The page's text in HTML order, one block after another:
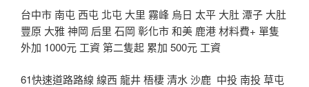
台中市 南屯 西屯 北屯 大里 霧峰 烏日 太平 大肚 潭子 大肚
豐原 大雅 神岡 后里 石岡 彰化市 和美 鹿港 材料費+ 單隻
外加 1000元 工資 第二隻起 累加 500元 工資
61快速道路路線 線西 龍井 梧棲 清水 沙鹿 中投 南投 草屯